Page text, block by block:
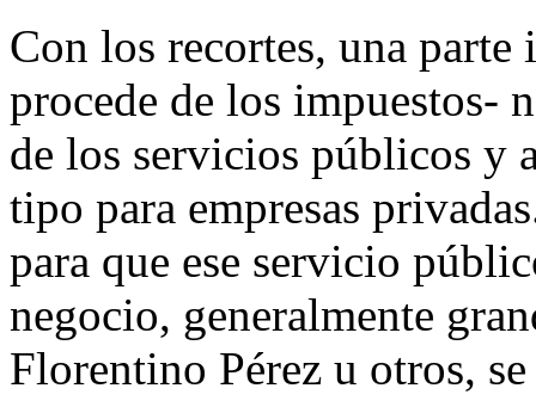
Con los recortes, una
procede de los impuestos-
de los servicios públicos y
tipo para empresas
para que ese servicio
negocio, generalmente
Florentino Pérez u otros,